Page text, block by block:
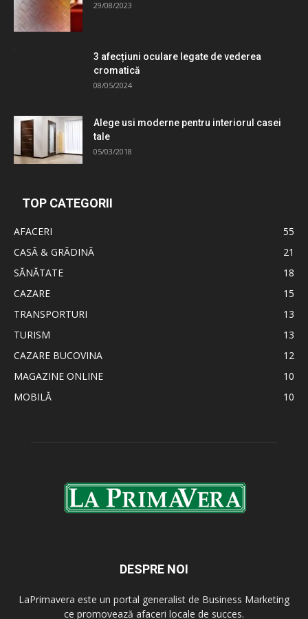
29/08/2023
3 afecțiuni oculare legate de vederea
cromatică
08/05/2024
Alege usi moderne pentru interiorul casei
tale
05/03/2018
TOP CATEGORII
AFACERI
55
CASĂ & GRĂDINĂ
21
SĂNĂTATE
18
CAZARE
15
TRANSPORTURI
13
TURISM
13
CAZARE BUCOVINA
12
MAGAZINE ONLINE
10
MOBILĂ
10
DESPRE NOI
LaPrimavera este un portal generalist de Business Marketing
ce promovează afaceri locale de succes.